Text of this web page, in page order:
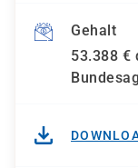
Gehalt
53.388 €